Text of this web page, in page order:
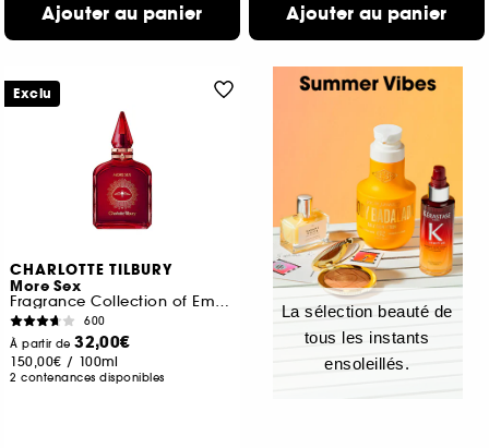
Ajouter au panier Ajouter au panier
CHARLOTTE TILBURY
More Sex
Fragrance Collection of Emotions
600
À partir de32,00€
150,00€ / 100ml
2 contenances disponibles
Exclu
La sélection beauté de
tous les instants
ensoleillés.